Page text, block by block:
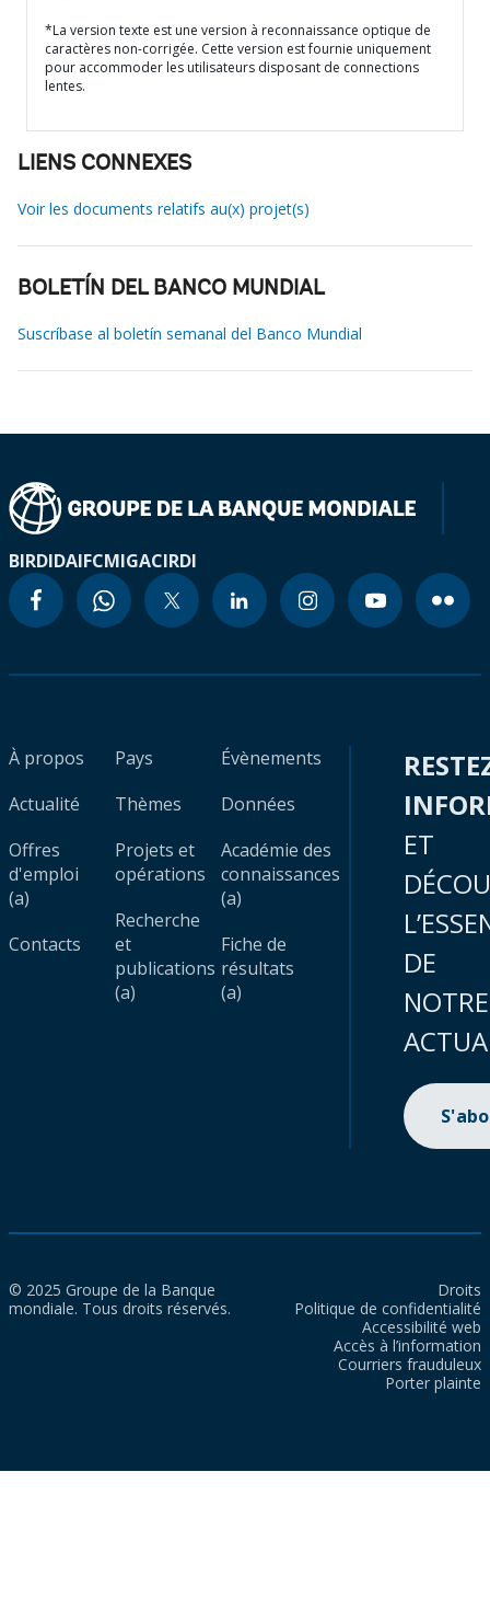
*La version texte est une version à reconnaissance optique de
caractères non-corrigée. Cette version est fournie uniquement
pour accommoder les utilisateurs disposant de connections
lentes.
LIENS CONNEXES
Voir les documents relatifs au(x) projet(s)
BOLETÍN DEL BANCO MUNDIAL
Suscríbase al boletín semanal del Banco Mundial
BIRDIDAIFCMIGACIRDI
À propos
Actualité
Offres
d'emploi
(a)
Contacts
Pays
Thèmes
Projets et
opérations
Recherche
et
publications
(a)
Évènements
Données
Académie des
connaissances
(a)
Fiche de
résultats
(a)
ET
DE
NOTRE
© 2025 Groupe de la Banque
mondiale. Tous droits réservés.
Droits
Politique de confidentialité
Accessibilité web
Accès à l’information
Courriers frauduleux
Porter plainte